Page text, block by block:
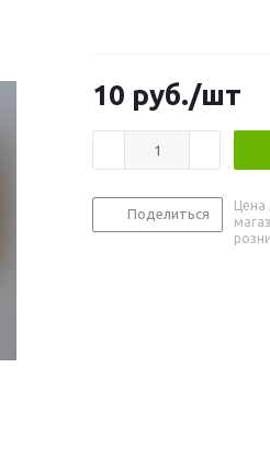
10 руб./шт
Поделиться
Цена